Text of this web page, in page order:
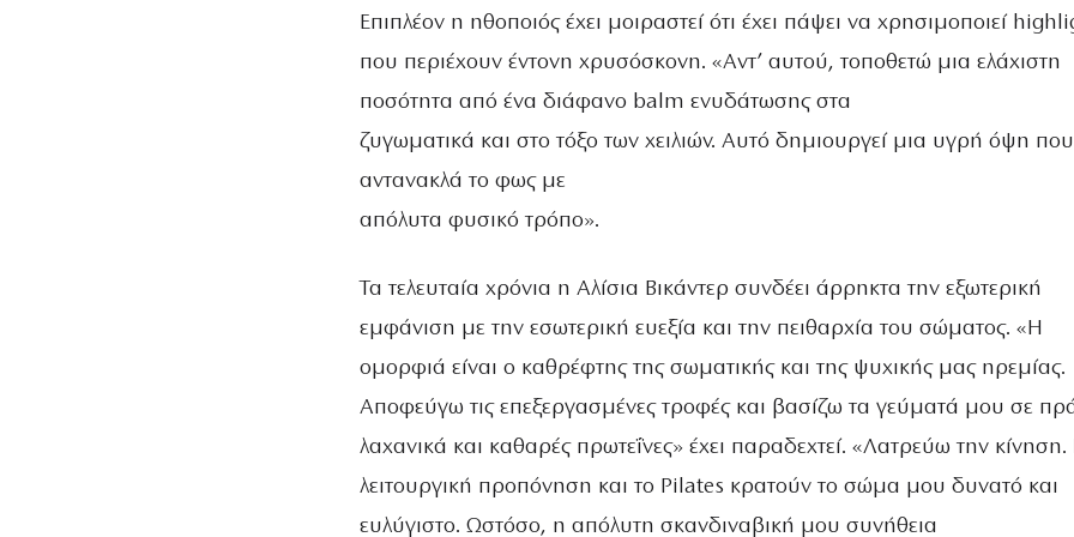
Επιπλέον η ηθοποιός έχει μοιραστεί ότι έχει πάψει να χρησιμοποιεί
που περιέχουν έντονη χρυσόσκονη. «Αντ’ αυτού, τοποθετώ μια ελάχιστη
ποσότητα από ένα διάφανο balm ενυδάτωσης στα
ζυγωματικά και στο τόξο των χειλιών. Αυτό δημιουργεί μια υγρή όψη που
αντανακλά το φως με
απόλυτα φυσικό τρόπο».
Τα τελευταία χρόνια η Αλίσια Βικάντερ συνδέει άρρηκτα την εξωτερική
εμφάνιση με την εσωτερική ευεξία και την πειθαρχία του σώματος. «Η
ομορφιά είναι ο καθρέφτης της σωματικής και της ψυχικής μας ηρεμίας.
Αποφεύγω τις επεξεργασμένες τροφές και βασίζω τα γεύματά μου σε
λαχανικά και καθαρές πρωτεΐνες» έχει παραδεχτεί. «Λατρεύω την
λειτουργική προπόνηση και το Pilates κρατούν το σώμα μου δυνατό και
ευλύγιστο. Ωστόσο, η απόλυτη σκανδιναβική μου συνήθεια